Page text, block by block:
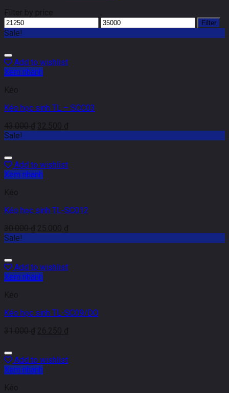
Filter by price
Filter
Sale!
Add to wishlist
Xem nhanh
Kéo
Kéo học sinh TL – SCC03
43.000₫ 32.500 ₫
Sale!
Add to wishlist
Xem nhanh
Kéo
Kéo học sinh TL-SC012
30.000₫ 25.000 ₫
Sale!
Add to wishlist
Xem nhanh
Kéo
Kéo học sinh TL-SC09/DO
31.000₫ 26.250 ₫
Add to wishlist
Xem nhanh
Kéo